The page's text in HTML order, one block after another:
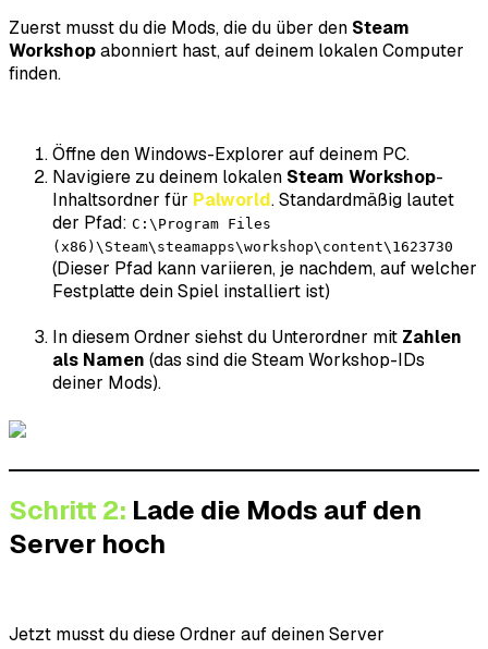
Zuerst musst du die Mods, die du über den Steam
Workshopabonniert hast, auf deinem lokalen Computer
finden.
Öffne den Windows-Explorer auf deinem PC.
Navigiere zu deinem lokalen Steam Workshop-
Inhaltsordner für Palworld. Standardmäßig lautet
der Pfad: C:\Program Files
(x86)\Steam\steamapps\workshop\content\1623730
(Dieser Pfad kann variieren, je nachdem, auf welcher
Festplatte dein Spiel installiert ist)
In diesem Ordner siehst du Unterordner mit Zahlen
als Namen (das sind die Steam Workshop-IDs
deiner Mods).
Schritt 2: Lade die Mods auf den
Server hoch
Jetzt musst du diese Ordner auf deinen Server